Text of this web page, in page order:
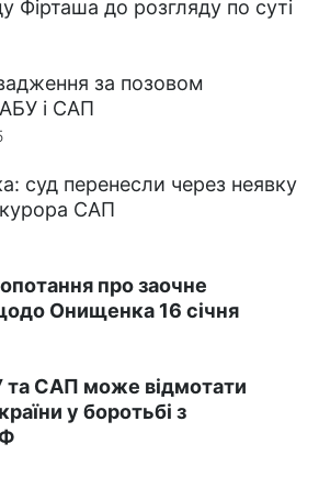
Фірташа до розгляду по суті
за позовом
і САП
суд перенесли через неявку
САП
про заочне
Онищенка 16 січня
та САП може відмотати
у боротьбі з